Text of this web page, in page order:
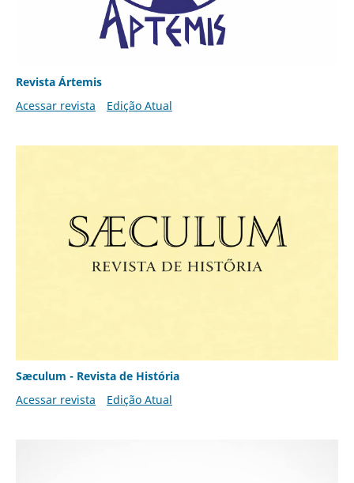
Revista Ártemis
Acessar revista
Edição Atual
Sæculum - Revista de História
Acessar revista
Edição Atual